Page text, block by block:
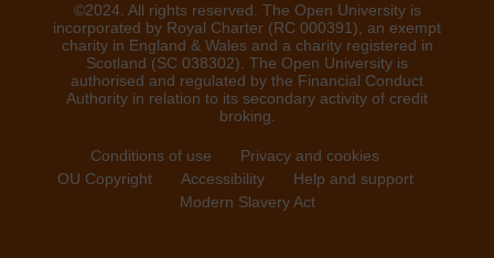
©2024. All rights reserved. The Open University is
incorporated by Royal Charter (RC 000391), an exempt
charity in England & Wales and a charity registered in
Scotland (SC 038302). The Open University is
authorised and regulated by the Financial Conduct
Authority in relation to its secondary activity of credit
broking.
Conditions of use
Privacy and cookies
OU Copyright
Accessibility
Help and support
Modern Slavery Act